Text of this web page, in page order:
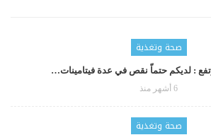
صحة وتغذية
: لديكم حتماّ نقص في عدة فيتامينات…
6 أشهر منذ
صحة وتغذية